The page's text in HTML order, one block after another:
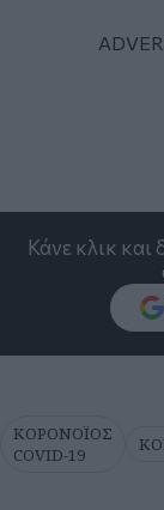
Κάνε κλικ και
ΚΟΡΟΝΟΪΟΣ
COVID-19